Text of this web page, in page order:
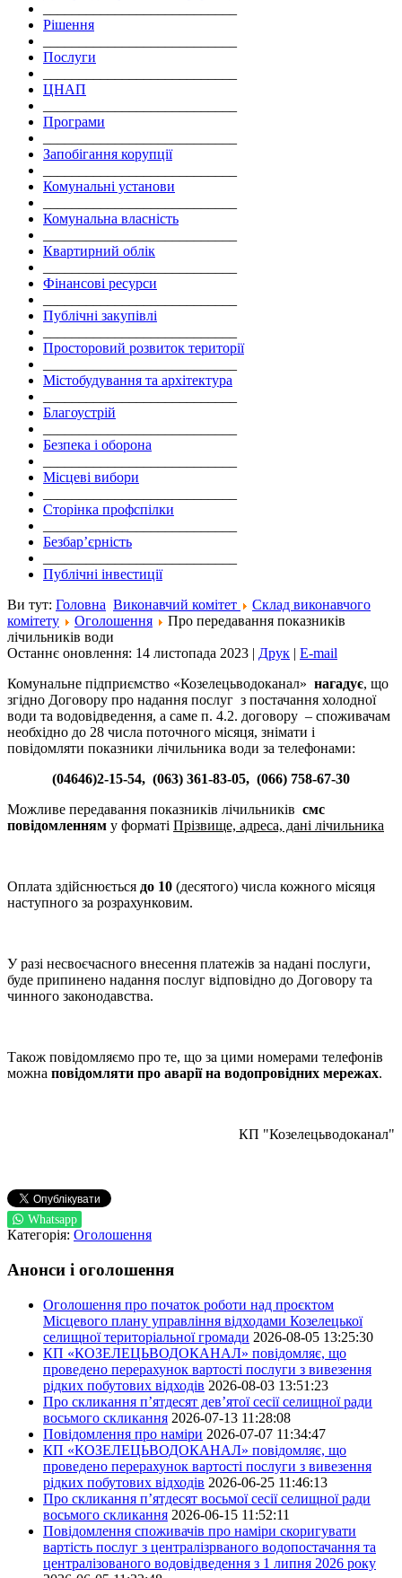
Рішення
Послуги
ЦНАП
Програми
Запобігання корупції
Комунальні установи
Комунальна власність
Квартирний облік
Фінансові ресурси
Публічні закупівлі
Просторовий розвиток території
Містобудування та архітектура
Благоустрій
Безпека і оборона
Місцеві вибори
Сторінка профспілки
Безбар’єрність
Публічні інвестиції
Ви тут: Головна Виконавчий комітет
Склад виконавчого
комітету
Оголошення
Про передавання показників
лічильників води
Останнє оновлення: 14 листопада 2023 | Друк | E-mail
Комунальне підприємство «Козелецьводоканал» нагадує, що
згідно Договору про надання послуг з постачання холодної
води та водовідведення, а саме п. 4.2. договору – споживачам
необхідно до 28 числа поточного місяця, знімати і
повідомляти показники лічильника води за телефонами:
(04646)2-15-54, (063) 361-83-05, (066) 758-67-30
Можливе передавання показників лічильників смс
повідомленням у форматі Прізвище, адреса, дані лічильника
Оплата здійснюється до 10 (десятого) числа кожного місяця
наступного за розрахунковим.
У разі несвоєчасного внесення платежів за надані послуги,
буде припинено надання послуг відповідно до Договору та
чинного законодавства.
Також повідомляємо про те, що за цими номерами телефонів
можна повідомляти про аварії на водопровідних мережах.
КП "Козелецьводоканал"
Whatsapp
Категорія: Оголошення
Анонси і оголошення
Оголошення про початок роботи над проєктом
Місцевого плану управління відходами Козелецької
селищної територіальної громади 2026-08-05 13:25:30
КП «КОЗЕЛЕЦЬВОДОКАНАЛ» повідомляє, що
проведено перерахунок вартості послуги з вивезення
рідких побутових відходів 2026-08-03 13:51:23
Про скликання п’ятдесят дев’ятої сесії селищної ради
восьмого скликання 2026-07-13 11:28:08
Повідомлення про наміри 2026-07-07 11:34:47
КП «КОЗЕЛЕЦЬВОДОКАНАЛ» повідомляє, що
проведено перерахунок вартості послуги з вивезення
рідких побутових відходів 2026-06-25 11:46:13
Про скликання п’ятдесят восьмої сесії селищної ради
восьмого скликання 2026-06-15 11:52:11
Повідомлення споживачів про наміри скоригувати
вартість послуг з централізрваного водопостачання та
централізованого водовідведення з 1 липня 2026 року